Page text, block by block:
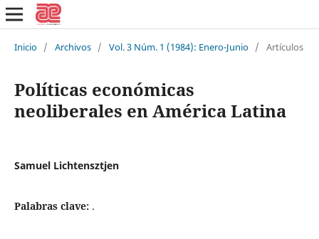
Inicio / Archivos / Vol. 3 Núm. 1 (1984): Enero-Junio / Artículos
Políticas económicas
neoliberales en América Latina
Samuel Lichtensztjen
Palabras clave: .